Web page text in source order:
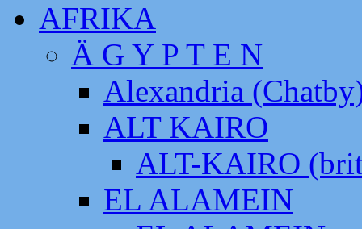
AFRIKA
Ä G Y P T E N
Alexandria
ALT KAIRO
ALT-KAIRO
EL ALAMEIN